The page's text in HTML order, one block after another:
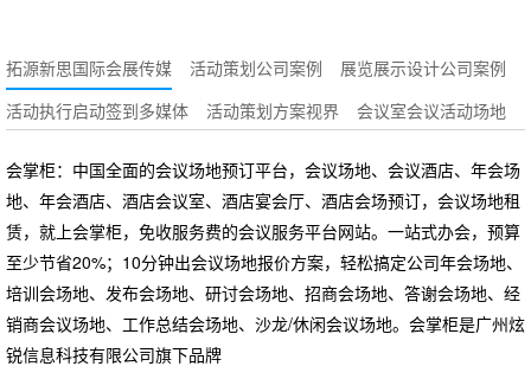
拓源新思国际会展传媒 活动策划公司案例
展览展示设计公司案例
活动执行启动签到多媒体
活动策划方案视界 会议室会议活动场地
会掌柜：中国全面的会议场地预订平台，会议场地、会议酒店、年会场
地、年会酒店、酒店会议室、酒店宴会厅、酒店会场预订，会议场地租
赁，就上会掌柜，免收服务费的会议服务平台网站。一站式办会，预算
至少节省20%；10分钟出会议场地报价方案，轻松搞定公司年会场地、
培训会场地、发布会场地、研讨会场地、招商会场地、答谢会场地、经
销商会议场地、工作总结会场地、沙龙/休闲会议场地。会掌柜是广州炫
锐信息科技有限公司旗下品牌